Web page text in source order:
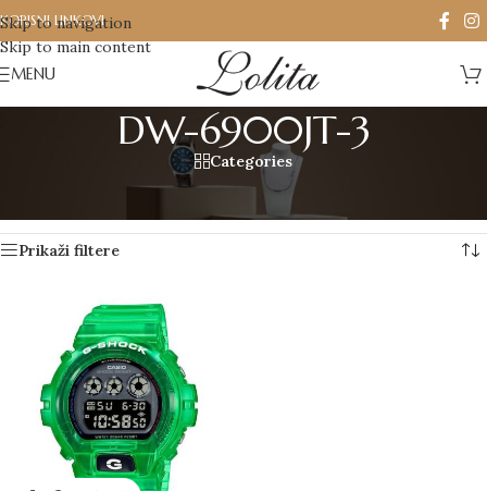
Skip to navigation
Skip to main content
KORISNI LINKOVI
MENU
DW-6900JT-3
Categories
Proizvod označen „DW-6900JT-3“
Prikaži filtere